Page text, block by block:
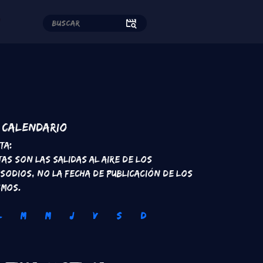
sociales
Calendario
son las salidas al aire de los
no la fecha de publicación de los
M M J V S D